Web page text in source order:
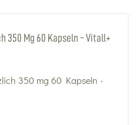
350 Mg 60 Kapseln - Vitall+